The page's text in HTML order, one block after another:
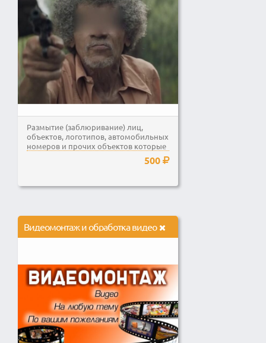
Размытие (заблюривание) лиц,
объектов, логотипов, автомобильных
номеров и прочих объектов которые
500
Видеомонтаж и обработка видео